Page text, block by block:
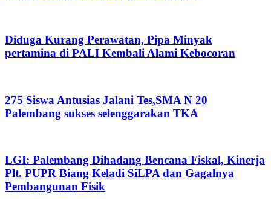
Diduga Kurang Perawatan, Pipa Minyak
pertamina di PALI Kembali Alami Kebocoran
275 Siswa Antusias Jalani Tes,SMA N 20
Palembang sukses selenggarakan TKA
LGI: Palembang Dihadang Bencana Fiskal, Kinerja
Plt. PUPR Biang Keladi SiLPA dan Gagalnya
Pembangunan Fisik